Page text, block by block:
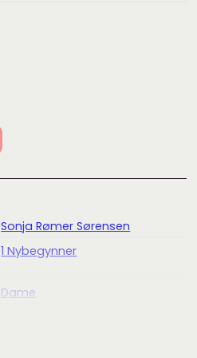
Sonja Rømer Sørensen
1 Nybegynner
Dame